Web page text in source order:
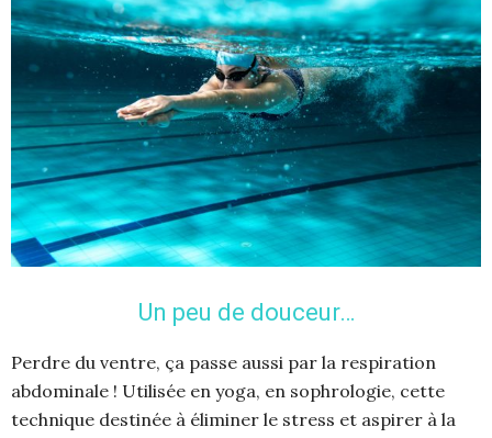
Un peu de douceur…
Perdre du ventre, ça passe aussi par la respiration
abdominale ! Utilisée en yoga, en sophrologie, cette
technique destinée à éliminer le stress et aspirer à la